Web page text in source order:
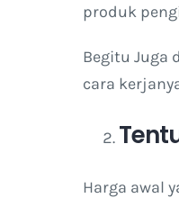
produk
Begitu Juga
cara
Harga awal